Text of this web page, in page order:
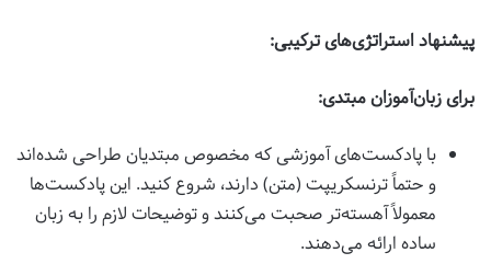
پیشنهاد استراتژی‌های ترکیبی:
برای زبان‌آموزان مبتدی:
با پادکست‌های آموزشی که مخصوص مبتدیان طراحی شده‌اند
و حتماً ترنسکریپت (متن) دارند، شروع کنید. این پادکست‌ها
معمولاً آهسته‌تر صحبت می‌کنند و توضیحات لازم را به زبان
ساده ارائه می‌دهند.